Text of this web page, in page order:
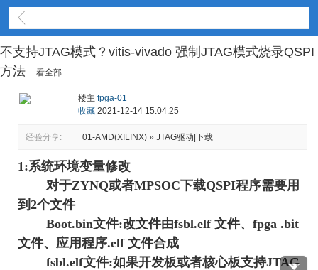
不支持JTAG模式？vitis-vivado 强制JTAG模式烧录QSPI
方法
看全部
楼主 fpga-01
收藏 2021-12-14 15:04:25
经验分享: 01-AMD(XILINX) » JTAG驱动|下载
1:系统环境变量修改
对于ZYNQ或者MPSOC下载QSPI程序需要用
到2个文件
Boot.bin文件:改文件由fsbl.elf 文件、fpga .bit
文件、应用程序.elf 文件合成
fsbl.elf文件:如果开发板或者核心板支持JTAG